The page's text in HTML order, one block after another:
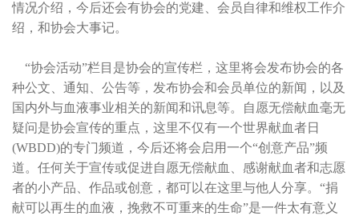
情况介绍，今后还会有协会的党建、会员自律和维权工作介
绍，和协会大事记。
“协会活动”栏目是协会的宣传栏，这里将会发布协会的各
种公文、通知、公告等，发布协会和会员单位的新闻，以及
国内外与血液事业相关的新闻和讯息等。自愿无偿献血毫无
疑问是协会宣传的重点，这里不仅有一个世界献血者日
(WBDD)的专门频道，今后还将会启用一个“创意产品”频
道。任何关于宣传或促进自愿无偿献血、感谢献血者和志愿
者的小产品、作品或创意，都可以在这里与他人分享。“捐
献可以再生的血液，挽救不可重来的生命”是一件太有意义